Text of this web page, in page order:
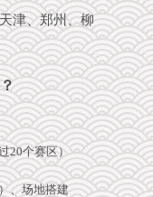
津、郑州、柳
？
20个赛区）
、场地搭建